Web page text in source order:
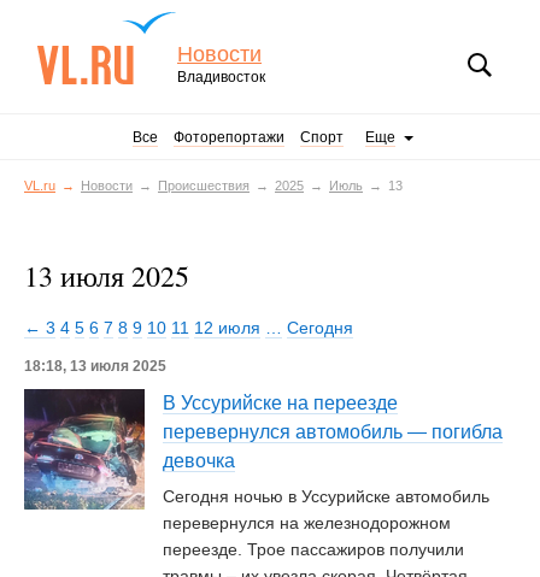
Новости
Владивосток
Все Фоторепортажи Спорт Еще
VL.ru Новости Происшествия 2025 Июль 13
13 июля 2025
← 3 4 5 6 7 8 9 10 11 12 июля Сегодня
18:18, 13 июля 2025
В Уссурийске на переезде
перевернулся автомобиль — погибла
девочка
Сегодня ночью в Уссурийске автомобиль
перевернулся на железнодорожном
переезде. Трое пассажиров получили